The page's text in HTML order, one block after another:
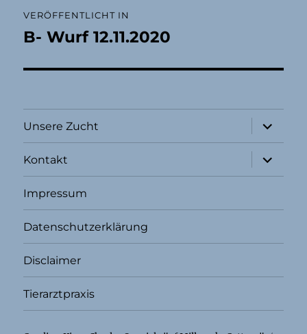
VERÖFFENTLICHT IN
B- Wurf 12.11.2020
Unsere Zucht
öffnen
Kontakt
öffnen
Impressum
Datenschutzerklärung
Disclaimer
Tierarztpraxis